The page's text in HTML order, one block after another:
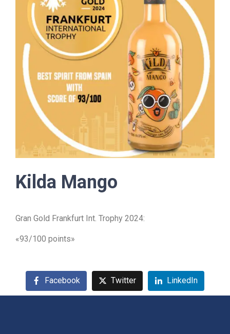
Kilda Mango
Gran Gold Frankfurt Int. Trophy 2024:
«93/100 points»
Facebook Twitter LinkedIn